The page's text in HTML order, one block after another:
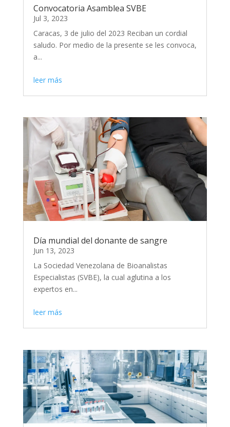
Convocatoria Asamblea SVBE
Jul 3, 2023
Caracas, 3 de julio del 2023 Reciban un cordial
saludo. Por medio de la presente se les convoca,
a...
leer más
Día mundial del donante de sangre
Jun 13, 2023
La Sociedad Venezolana de Bioanalistas
Especialistas (SVBE), la cual aglutina a los
expertos en...
leer más